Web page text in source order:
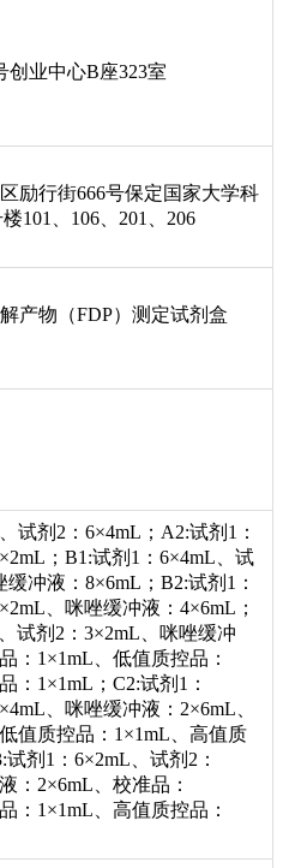
创业中心B座323室
励行街666号保定国家大学科
101、106、201、206
产物（FDP）测定试剂盒
试剂2：6×4mL；A2:试剂1：
；B1:试剂1：6×4mL、试
冲液：8×6mL；B2:试剂1：
、咪唑缓冲液：4×6mL；
试剂2：3×2mL、咪唑缓冲
：1×1mL、低值质控品：
：1×1mL；C2:试剂1：
、咪唑缓冲液：2×6mL、
值质控品：1×1mL、高值质
剂1：6×2mL、试剂2：
：2×6mL、校准品：
：1×1mL、高值质控品：